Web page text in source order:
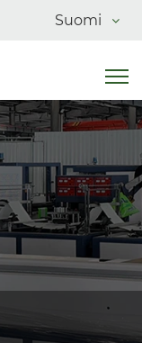
Suomi